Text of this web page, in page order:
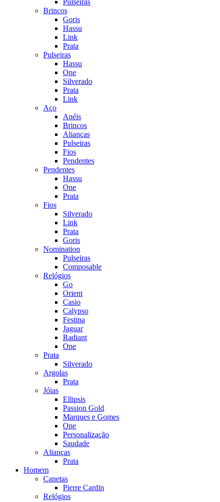
Brincos
Goris
Hassu
Link
Prata
Pulseiras
Hassu
One
Silverado
Prata
Link
Aço
Anéis
Brincos
Alianças
Pulseiras
Fios
Pendentes
Pendentes
Hassu
One
Prata
Fios
Silverado
Link
Prata
Goris
Nomination
Pulseiras
Composable
Relógios
Go
Orient
Casio
Calypso
Festina
Jaguar
Radiant
One
Prata
Silverado
Argolas
Prata
Jóias
Ellipsis
Passion Gold
Marques e Gomes
One
Personalização
Saudade
Alianças
Prata
Homem
Canetas
Pierre Cardin
Relógios